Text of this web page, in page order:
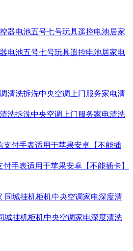
电池五号七号玩具遥控电池居家电
洗拆洗中央空调上门服务家电清洗
付手表适用于苹果安卓【不能插卡】
城挂机柜机中央空调家电深度清洗